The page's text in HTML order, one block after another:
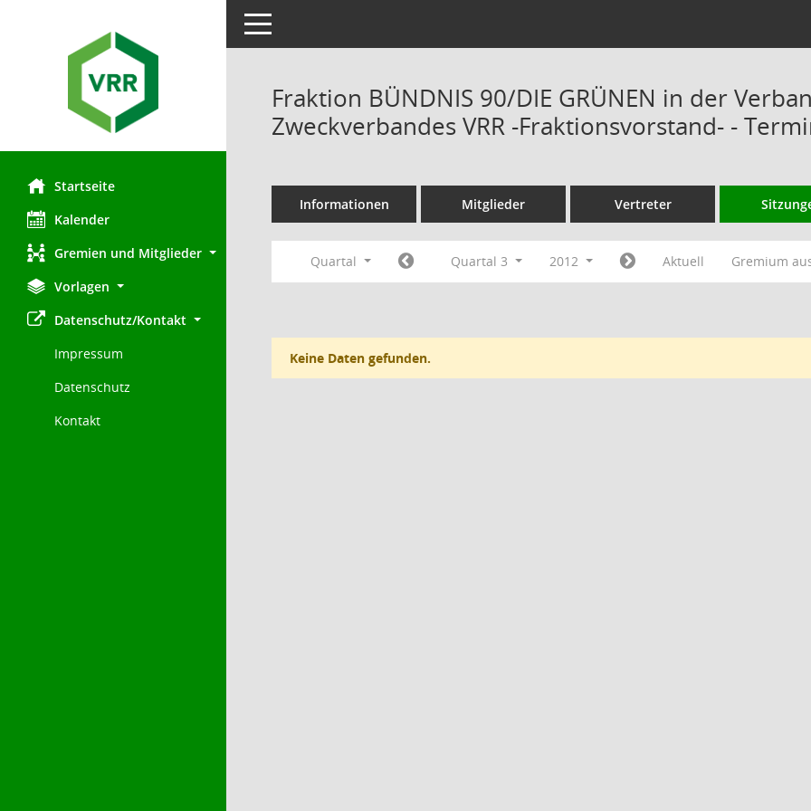
Startseite
Kalender
Gremien und Mitglieder
Vorlagen
Datenschutz/Kontakt
Impressum
Datenschutz
Kontakt
Toggle navigation
Fraktion BÜNDNIS 90/DIE GRÜNEN in der
Zweckverbandes VRR -Fraktionsvorstand- -
Informationen Mitglieder Vertreter
Quartal Quartal 3 2012 Aktuell Gremium
Keine Daten gefunden.